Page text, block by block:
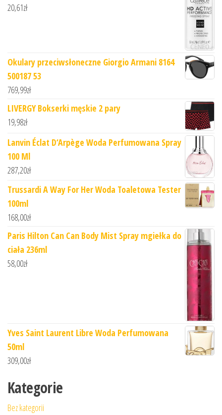
20,61zł
Okulary przeciwsłoneczne Giorgio Armani 8164
500187 53
769,99zł
LIVERGY Bokserki męskie 2 pary
19,98zł
Lanvin Éclat D‘Arpège Woda Perfumowana Spray
100 Ml
287,20zł
Trussardi A Way For Her Woda Toaletowa Tester
100ml
168,00zł
Paris Hilton Can Can Body Mist Spray mgiełka do
ciała 236ml
58,00zł
Yves Saint Laurent Libre Woda Perfumowana
50ml
309,00zł
Kategorie
Bez kategorii